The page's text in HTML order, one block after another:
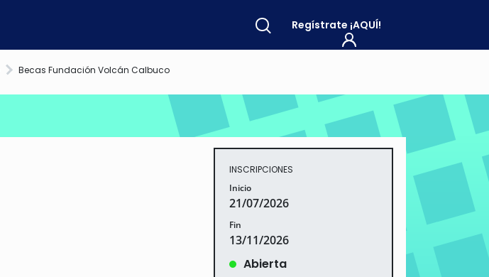
Regístrate ¡AQUÍ!
Becas Fundación Volcán Calbuco
INSCRIPCIONES
Inicio
21/07/2026
Fin
13/11/2026
Abierta